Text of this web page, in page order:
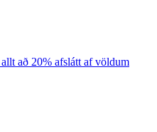
að 20% afslátt af völdum